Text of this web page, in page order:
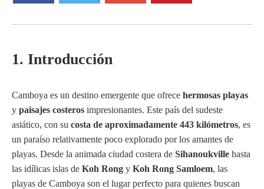
1. Introducción
Camboya es un destino emergente que ofrece hermosas playas
y paisajes costeros impresionantes. Este país del sudeste
asiático, con su costa de aproximadamente 443 kilómetros, es
un paraíso relativamente poco explorado por los amantes de
playas. Desde la animada ciudad costera de Sihanoukville hasta
las idílicas islas de Koh Rong y Koh Rong Samloem, las
playas de Camboya son el lugar perfecto para quienes buscan